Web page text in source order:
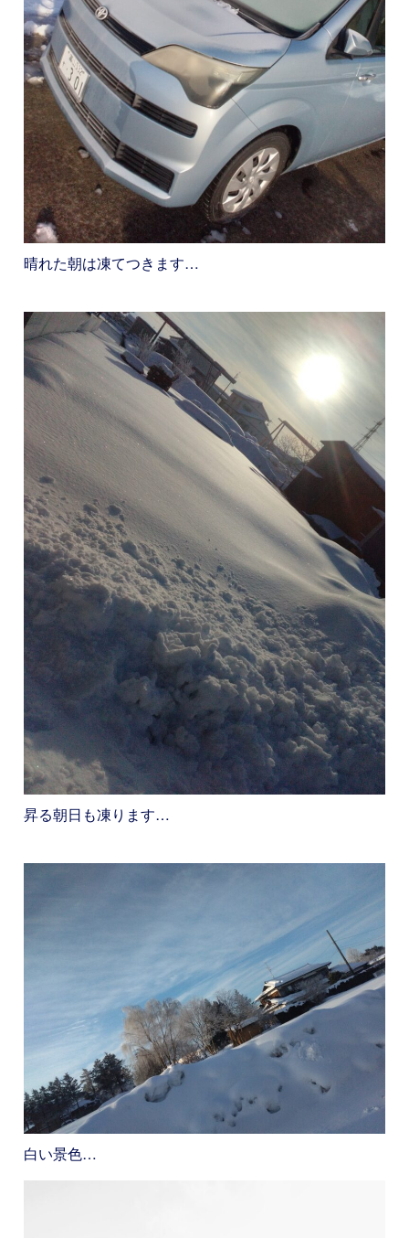
晴れた朝は凍てつきます…
昇る朝日も凍ります…
白い景色…